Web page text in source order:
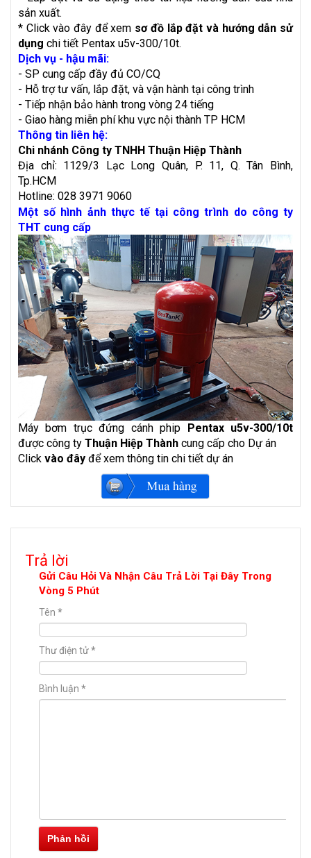
sản xuất.
* Click vào đây để xem sơ đồ lắp đặt và hướng dẫn sử
dụng chi tiết Pentax u5v-300/10t.
Dịch vụ - hậu mãi:
- SP cung cấp đầy đủ CO/CQ
- Hỗ trợ tư vấn, lắp đặt, và vận hành tại công trình
- Tiếp nhận bảo hành trong vòng 24 tiếng
- Giao hàng miễn phí khu vực nội thành TP HCM
Thông tin liên hệ:
Chi nhánh Công ty TNHH Thuận Hiệp Thành
Địa chỉ: 1129/3 Lạc Long Quân, P. 11, Q. Tân Bình,
Tp.HCM
Hotline: 028 3971 9060
Một số hình ảnh thực tế tại công trình do công ty
THT cung cấp
Máy bơm trục đứng cánh phip Pentax u5v-300/10t
được công ty Thuận Hiệp Thành cung cấp cho Dự án
Click vào đây để xem thông tin chi tiết dự án
Trả lời
Gửi Câu Hỏi Và Nhận Câu Trả Lời Tại Đây Trong
Vòng 5 Phút
Tên *
Thư điện tử*
Bình luận *
Phản hồi